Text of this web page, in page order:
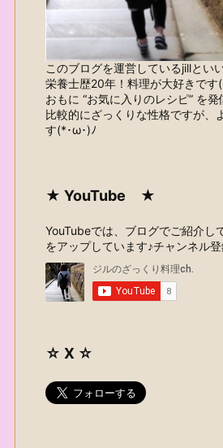
このブログを運営しているjillといい
栄養士歴20年！料理が大好きです
おもに “お気に入りのレシピ” を
比較的にざっくりな性格ですが、
す(*･ω･)ﾉ
★ YouTube ★
YouTubeでは、ブログでご紹介し
をアップしています♪チャンネル
☆ X ☆